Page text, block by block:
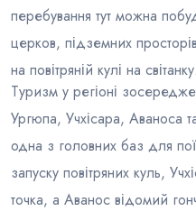
перебування тут можна
церков, підземних
на повітряній кулі на світанку.
Туризм у регіоні
Ургюпа, Учхісара, Аваноса
одна з головних баз для
запуску повітряних куль,
точка, а Аванос відомий